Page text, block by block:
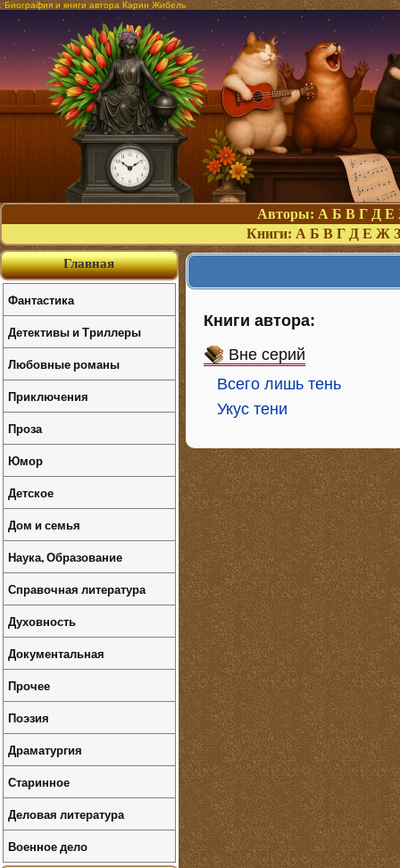
Биография и книги автора Карин Жибель
Авторы: А Б В Г Д Е
Книги: А Б В Г Д Е Ж З
Книги автора:
Вне серий
Всего лишь тень
Укус тени
Главная
Фантастика
Детективы и Триллеры
Любовные романы
Приключения
Проза
Юмор
Детское
Дом и семья
Наука, Образование
Справочная литература
Духовность
Документальная
Прочее
Поэзия
Драматургия
Старинное
Деловая литература
Военное дело